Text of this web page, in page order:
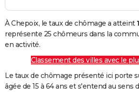
À Chepoix, le taux de chômage a atteint
représente 25 chômeurs dans la
en activité.
Classement des villes avec le
Le taux de chômage présenté ici porte
âgée de 15 à 64 ans et s'entend au sens